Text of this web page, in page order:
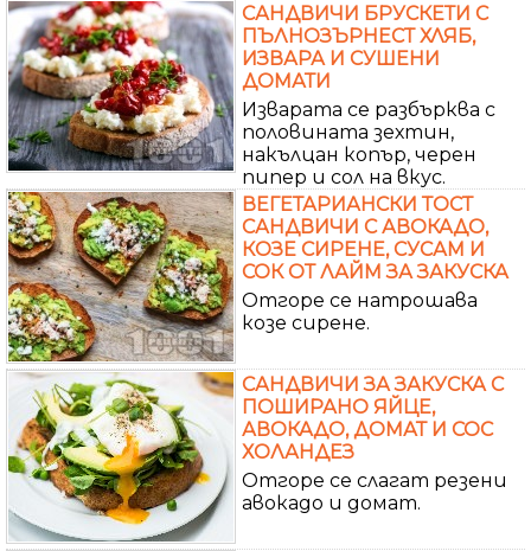
САНДВИЧИ БРУСКЕТИ С
ПЪЛНОЗЪРНЕСТ ХЛЯБ,
ИЗВАРА И СУШЕНИ
ДОМАТИ
Изварата се разбърква с
половината зехтин,
накълцан копър, черен
пипер и сол на вкус.
ВЕГЕТАРИАНСКИ ТОСТ
САНДВИЧИ С АВОКАДО,
КОЗЕ СИРЕНЕ, СУСАМ И
СОК ОТ ЛАЙМ ЗА ЗАКУСКА
Отгоре се натрошава
козе сирене.
САНДВИЧИ ЗА ЗАКУСКА С
ПОШИРАНО ЯЙЦЕ,
АВОКАДО, ДОМАТ И СОС
ХОЛАНДЕЗ
Отгоре се слагат резени
авокадо и домат.